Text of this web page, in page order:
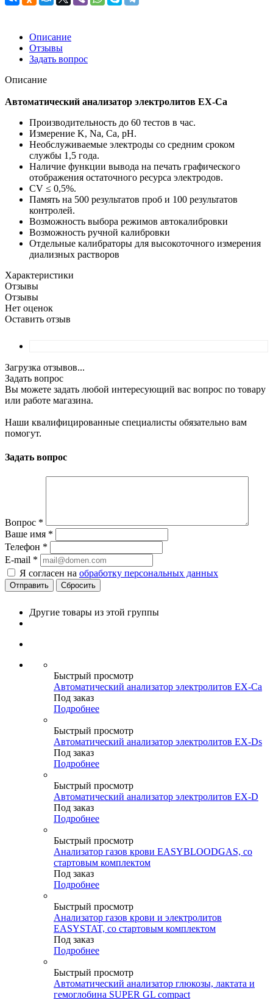
Описание
Отзывы
Задать вопрос
Описание
Автоматический анализатор электролитов EX-Ca
Производительность до 60 тестов в час.
Измерение K, Na, Ca, pH.
Необслуживаемые электроды со средним сроком
службы 1,5 года.
Наличие функции вывода на печать графического
отображения остаточного ресурса электродов.
CV ≤ 0,5%.
Память на 500 результатов проб и 100 результатов
контролей.
Возможность выбора режимов автокалибровки
Возможность ручной калибровки
Отдельные калибраторы для высокоточного измерения
диализных растворов
Характеристики
Отзывы
Отзывы
Нет оценок
Оставить отзыв
Загрузка отзывов...
Задать вопрос
Вы можете задать любой интересующий вас вопрос по товару
или работе магазина.
Наши квалифицированные специалисты обязательно вам
помогут.
Задать вопрос
Вопрос *
Ваше имя *
Телефон *
E-mail *
Я согласен на обработку персональных данных
Сбросить
Другие товары из этой группы
Быстрый просмотр
Автоматический анализатор электролитов EX-Ca
Под заказ
Подробнее
Быстрый просмотр
Автоматический анализатор электролитов EX-Ds
Под заказ
Подробнее
Быстрый просмотр
Автоматический анализатор электролитов EX-D
Под заказ
Подробнее
Быстрый просмотр
Анализатор газов крови EASYBLOODGAS, со
стартовым комплектом
Под заказ
Подробнее
Быстрый просмотр
Анализатор газов крови и электролитов
EASYSTAT, со стартовым комплектом
Под заказ
Подробнее
Быстрый просмотр
Автоматический анализатор глюкозы, лактата и
гемоглобина SUPER GL compact